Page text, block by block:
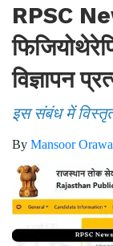
RPSC
विज्ञापन
इस संबंध में
By Mansoor